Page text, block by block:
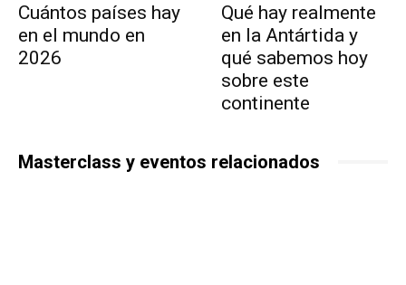
Cuántos países hay
en el mundo en
2026
Qué hay realmente
en la Antártida y
qué sabemos hoy
sobre este
continente
Masterclass y eventos relacionados